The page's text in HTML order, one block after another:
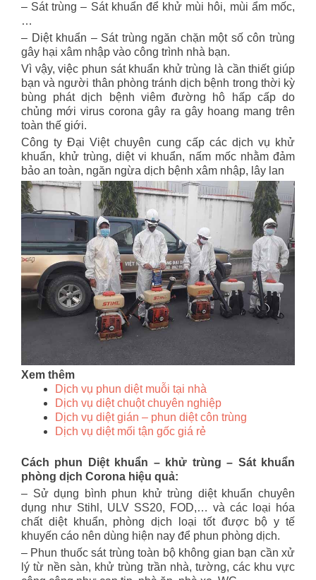
– Sát trùng – Sát khuẩn để khử mùi hôi, mùi ẩm mốc,
…
– Diệt khuẩn – Sát trùng ngăn chặn một số côn trùng
gây hại xâm nhập vào công trình nhà bạn.
Vì vậy, việc phun sát khuẩn khử trùng là cần thiết giúp
bạn và người thân phòng tránh dịch bệnh trong thời kỳ
bùng phát dịch bệnh viêm đường hô hấp cấp do
chủng mới virus corona gây ra gây hoang mang trên
toàn thế giới.
Công ty Đại Việt chuyên cung cấp các dịch vụ khử
khuẩn, khử trùng, diệt vi khuẩn, nấm mốc nhằm đảm
bảo an toàn, ngăn ngừa dịch bệnh xâm nhập, lây lan
Xem thêm
Dịch vụ phun diệt muỗi tại nhà
Dịch vụ diệt chuột chuyên nghiệp
Dịch vụ diệt gián – phun diệt côn trùng
Dịch vụ diệt mối tận gốc giá rẻ
Cách phun Diệt khuẩn – khử trùng – Sát khuẩn
phòng dịch Corona hiệu quả:
– Sử dụng bình phun khử trùng diệt khuẩn chuyên
dụng như Stihl, ULV SS20, FOD,… và các loại hóa
chất diệt khuẩn, phòng dịch loại tốt được bộ y tế
khuyến cáo nên dùng hiện nay để phun phòng dịch.
– Phun thuốc sát trùng toàn bộ không gian bạn cần xử
lý từ nền sàn, khử trùng trần nhà, tường, các khu vực